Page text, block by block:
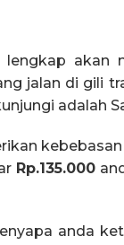
lengkap
jalan di gili
adalah
Rp.135.000
anda